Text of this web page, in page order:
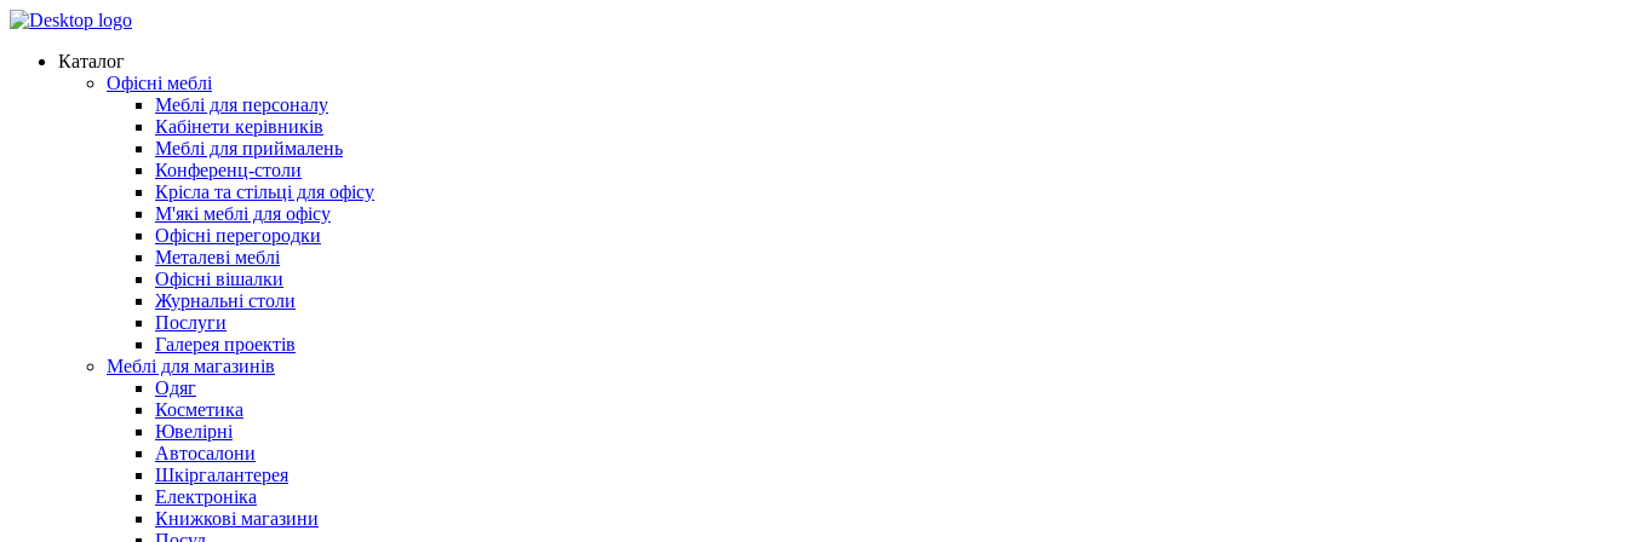
Каталог
Офісні меблі
Меблі для персоналу
Кабінети керівників
Меблі для приймалень
Конференц-столи
Крісла та стільці для офісу
М'які меблі для офісу
Офісні перегородки
Металеві меблі
Офісні вішалки
Журнальні столи
Послуги
Галерея проектів
Меблі для магазинів
Одяг
Косметика
Ювелірні
Автосалони
Шкіргалантерея
Електроніка
Книжкові магазини